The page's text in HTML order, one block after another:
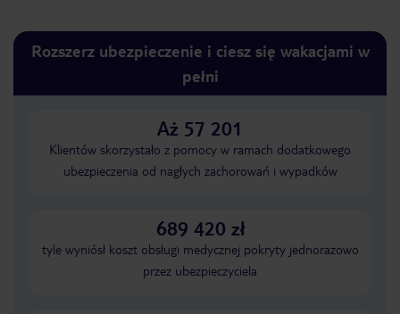
Rozszerz ubezpieczenie i ciesz się wakacjami w
pełni
Aż 57 201
Klientów skorzystało z pomocy w ramach dodatkowego
ubezpieczenia od nagłych zachorowań i wypadków
689 420 zł
tyle wyniósł koszt obsługi medycznej pokryty jednorazowo
przez ubezpieczyciela